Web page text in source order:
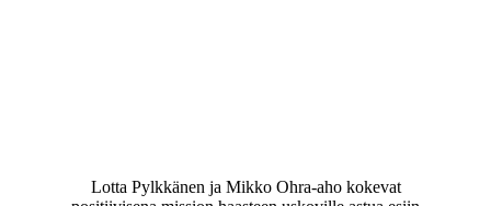
Lotta Pylkkänen ja Mikko Ohra-aho kokevat